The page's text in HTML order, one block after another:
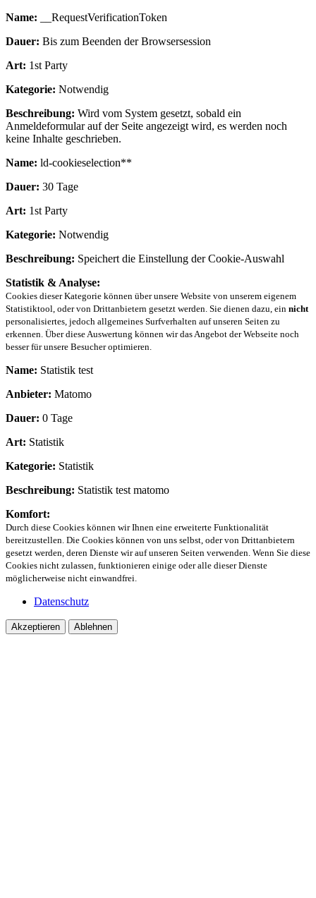
Name: __RequestVerificationToken
Dauer: Bis zum Beenden der Browsersession
Art: 1st Party
Kategorie: Notwendig
Beschreibung: Wird vom System gesetzt, sobald ein
Anmeldeformular auf der Seite angezeigt wird, es werden noch
keine Inhalte geschrieben.
Name: ld-cookieselection**
Dauer: 30 Tage
Art: 1st Party
Kategorie: Notwendig
Beschreibung: Speichert die Einstellung der Cookie-Auswahl
Statistik & Analyse:
Cookies dieser Kategorie können über unsere Website von unserem eigenem
Statistiktool, oder von Drittanbietern gesetzt werden. Sie dienen dazu, ein nicht
personalisiertes, jedoch allgemeines Surfverhalten auf unseren Seiten zu
erkennen. Über diese Auswertung können wir das Angebot der Webseite noch
besser für unsere Besucher optimieren.
Name: Statistik test
Anbieter: Matomo
Dauer: 0 Tage
Art: Statistik
Kategorie: Statistik
Beschreibung: Statistik test matomo
Komfort:
Durch diese Cookies können wir Ihnen eine erweiterte Funktionalität
bereitzustellen. Die Cookies können von uns selbst, oder von Drittanbietern
gesetzt werden, deren Dienste wir auf unseren Seiten verwenden. Wenn Sie diese
Cookies nicht zulassen, funktionieren einige oder alle dieser Dienste
möglicherweise nicht einwandfrei.
Datenschutz
Akzeptieren Ablehnen